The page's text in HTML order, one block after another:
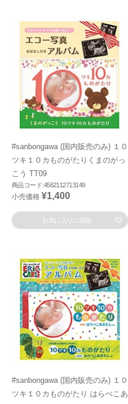
#sanbongawa (国内販売のみ) １０
ツキ１０カものがたりくまのがっ
こう TT09
商品コード:4562112713149
小売価格 ¥1,400
お気に入りに登録
#sanbongawa (国内販売のみ) １０
ツキ１０カものがたり はらぺこあ